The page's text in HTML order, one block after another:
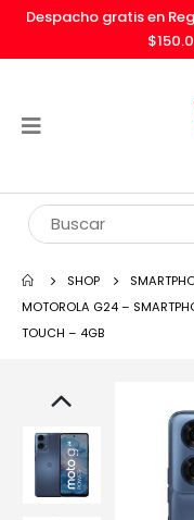
Despacho gratis en
SHOP
MOTOROLA G24 –
TOUCH – 4GB